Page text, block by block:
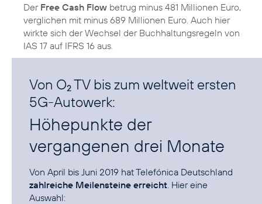
Der Free Cash Flow betrug minus 481 Millionen Euro,
verglichen mit minus 689 Millionen Euro. Auch hier
wirkte sich der Wechsel der Buchhaltungsregeln von
IAS 17 auf IFRS 16 aus.
Von O2 TV bis zum weltweit ersten
5G-Autowerk:
Höhepunkte der
vergangenen drei Monate
Von April bis Juni 2019 hat Telefónica Deutschland
zahlreiche Meilensteine erreicht . Hier eine
Auswahl: